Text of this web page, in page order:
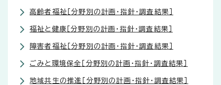
高齢者福祉［分野別の計画・指針・調査結果］
福祉と健康［分野別の計画・指針・調査結果］
障害者福祉［分野別の計画・指針・調査結果］
ごみと環境保全［分野別の計画・指針・調査結果］
地域共生の推進［分野別の計画・指針・調査結果］